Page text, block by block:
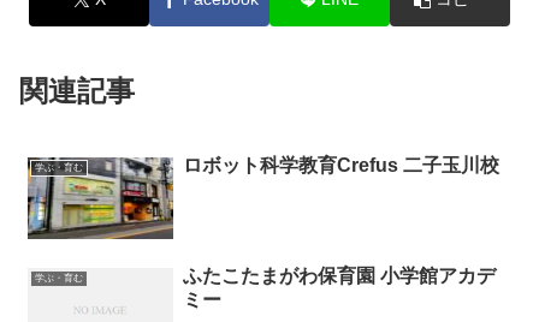
関連記事
学ぶ・育む ロボット科学教育Crefus 二子玉川校
学ぶ・育む
ふたこたまがわ保育園 小学館アカデ
ミー